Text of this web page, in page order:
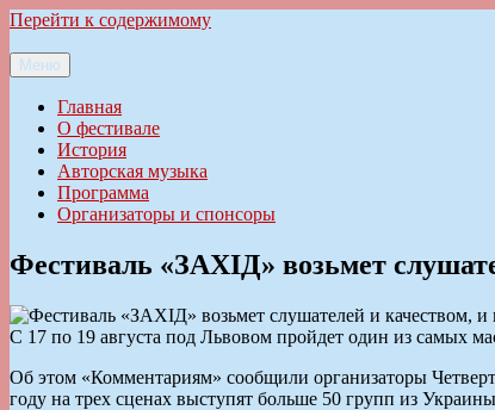
Перейти к содержимому
Ильменский фестиваль авторской песни
Меню
Главная
О фестивале
История
Авторская музыка
Программа
Организаторы и спонсоры
Фестиваль «ЗАХІД» возьмет
С 17 по 19 августа под Львовом пройдет один из самых
Об этом «Комментариям» сообщили организаторы
году на трех сценах выступят больше 50 групп из